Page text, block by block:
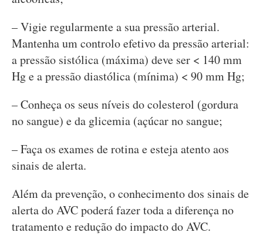
– Vigie regularmente a sua pressão arterial.
Mantenha um controlo efetivo da pressão arterial:
a pressão sistólica (máxima) deve ser < 140 mm
Hg e a pressão diastólica (mínima) < 90 mm Hg;
– Conheça os seus níveis do colesterol (gordura
no sangue) e da glicemia (açúcar no sangue;
– Faça os exames de rotina e esteja atento aos
sinais de alerta.
Além da prevenção, o conhecimento dos sinais de
alerta do AVC poderá fazer toda a diferença no
tratamento e redução do impacto do AVC.